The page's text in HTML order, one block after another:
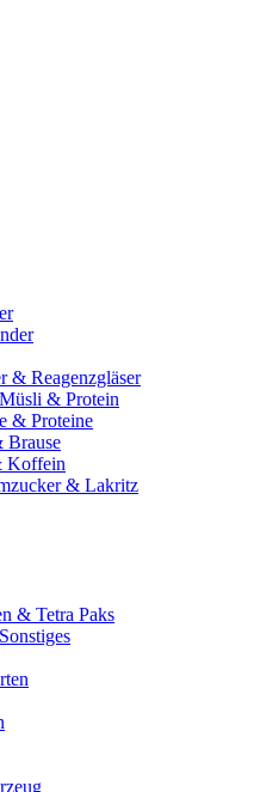
& Reagenzgläser
& Protein
& Proteine
Brause
Koffein
& Lakritz
& Tetra Paks